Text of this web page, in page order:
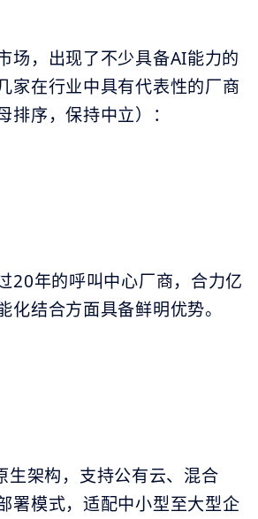
场，出现了不少具备AI能力的
家在行业中具有代表性的厂商
排序，保持中立）：
20年的呼叫中心厂商，合力亿
化结合方面具备鲜明优势。
架构，支持公有云、混合
署模式，适配中小型至大型企